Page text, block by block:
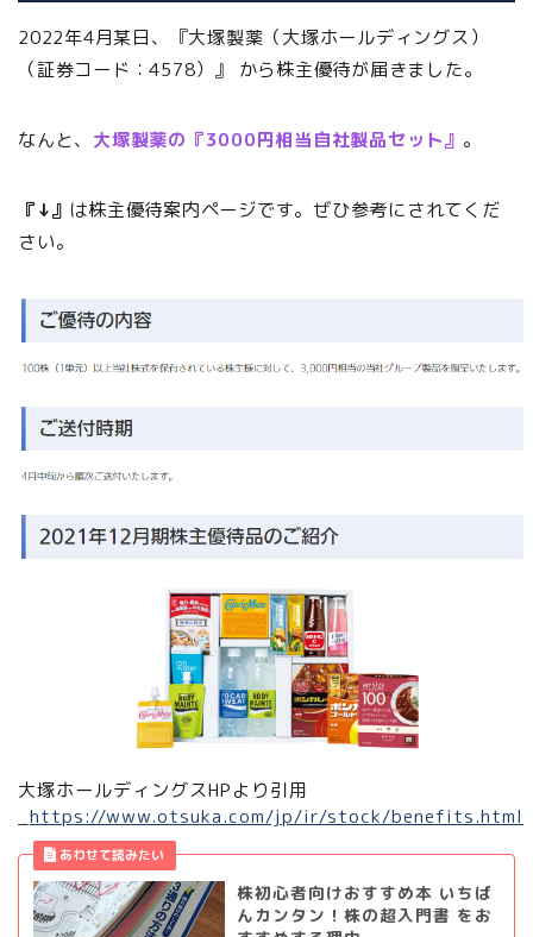
2022年4月某日、『大塚製薬（大塚ホールディングス）
（証券コード：4578）』 から株主優待が届きました。
なんと、 大塚製薬の『3000円相当自社製品セット』 。
『↓』 は株主優待案内ページです。ぜひ参考にされてくだ
さい。
大塚ホールディングスHPより引用
https://www.otsuka.com/jp/ir/stock/benefits.html
株初心者向けおすすめ本 いちば
んカンタン！株の超入門書 をお